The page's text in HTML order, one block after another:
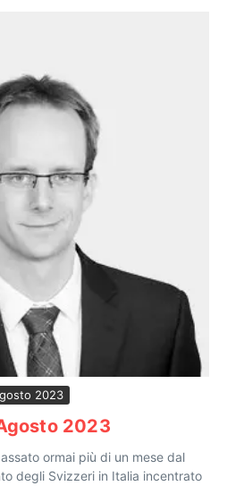
2023
2023
ormai più di un mese dal
degli Svizzeri in Italia incentrato